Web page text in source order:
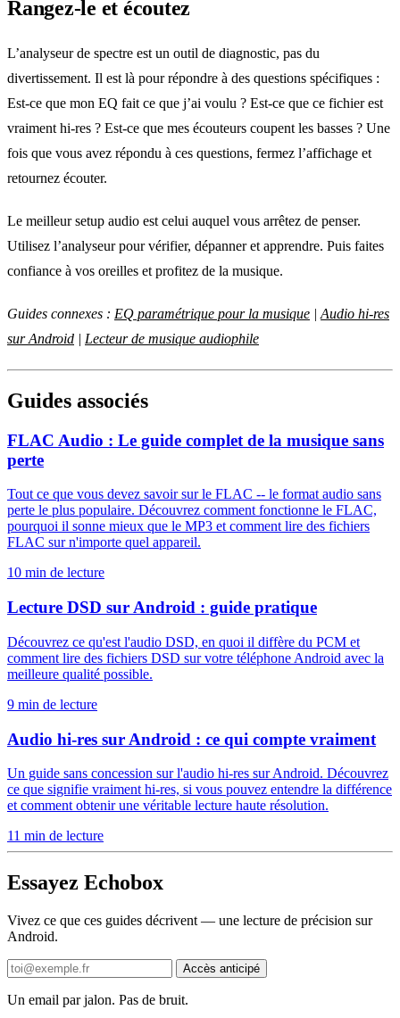
Rangez-le et écoutez
L’analyseur de spectre est un outil de diagnostic, pas du
divertissement. Il est là pour répondre à des questions spécifiques :
Est-ce que mon EQ fait ce que j’ai voulu ? Est-ce que ce fichier est
vraiment hi-res ? Est-ce que mes écouteurs coupent les basses ? Une
fois que vous avez répondu à ces questions, fermez l’affichage et
retournez écouter.
Le meilleur setup audio est celui auquel vous arrêtez de penser.
Utilisez l’analyseur pour vérifier, dépanner et apprendre. Puis faites
confiance à vos oreilles et profitez de la musique.
Guides connexes : EQ paramétrique pour la musique | Audio hi-res
sur Android | Lecteur de musique audiophile
Guides associés
FLAC Audio : Le guide complet de la musique sans
perte
Tout ce que vous devez savoir sur le FLAC -- le format audio sans
perte le plus populaire. Découvrez comment fonctionne le FLAC,
pourquoi il sonne mieux que le MP3 et comment lire des fichiers
FLAC sur n'importe quel appareil.
10 min de lecture
Lecture DSD sur Android : guide pratique
Découvrez ce qu'est l'audio DSD, en quoi il diffère du PCM et
comment lire des fichiers DSD sur votre téléphone Android avec la
meilleure qualité possible.
9 min de lecture
Audio hi-res sur Android : ce qui compte vraiment
Un guide sans concession sur l'audio hi-res sur Android. Découvrez
ce que signifie vraiment hi-res, si vous pouvez entendre la différence
et comment obtenir une véritable lecture haute résolution.
11 min de lecture
Essayez Echobox
Vivez ce que ces guides décrivent — une lecture de précision sur
Android.
Accès anticipé
Un email par jalon. Pas de bruit.